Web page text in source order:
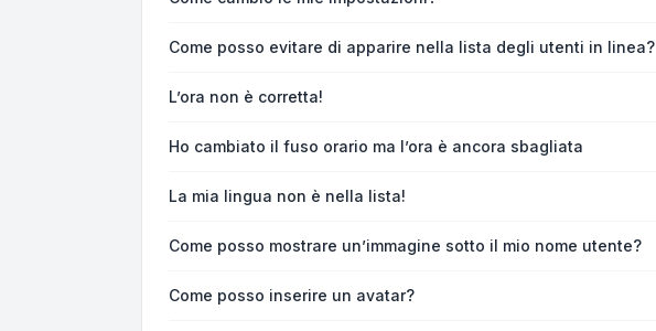
Come posso evitare di apparire nella lista degli utenti in linea?
L’ora non è corretta!
Ho cambiato il fuso orario ma l’ora è ancora sbagliata
La mia lingua non è nella lista!
Come posso mostrare un’immagine sotto il mio nome utente?
Come posso inserire un avatar?